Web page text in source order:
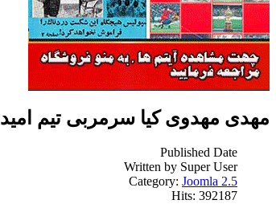
مهدی مهدوی کیا سرمربی تیم امید
Published Date
Written by Super User
Category: Joomla 2.5
Hits: 392187